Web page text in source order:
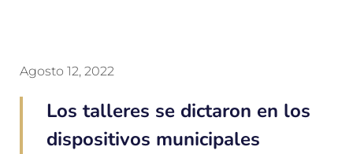
Agosto 12, 2022
Los talleres se dictaron en los
dispositivos municipales